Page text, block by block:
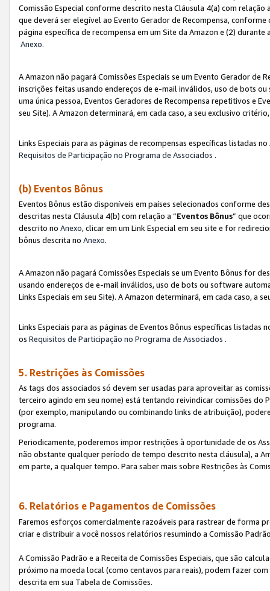
Comissão Especial conforme descrito nesta Cláusula 4(a) com relação
que deverá ser elegível ao Evento Gerador de Recompensa,
página específica de recompensa em um Site da Amazon e (2)
Anexo.
A Amazon não pagará Comissões Especiais se um Evento Gerador
inscrições feitas usando endereços de e-mail inválidos, uso de bots
uma única pessoa, Eventos Geradores de Recompensa repetitivos e
seu Site). A Amazon determinará, em cada caso, a seu exclusivo
Links Especiais para as páginas de recompensas específicas listadas no
Requisitos de Participação no Programa de Associados .
(b) Eventos Bônus
Eventos Bônus estão disponíveis em países selecionados conforme
descritas nesta Cláusula 4(b) com relação a “Eventos Bônus” que
descrito no Anexo, clicar em um Link Especial em seu site e for
bônus descrita no Anexo.
A Amazon não pagará Comissões Especiais se um Evento Bônus for
usando endereços de e-mail inválidos, uso de bots ou software
Links Especiais em seu Site). A Amazon determinará, em cada caso, a
Links Especiais para as páginas de Eventos Bônus específicas listadas
os Requisitos de Participação no Programa de Associados .
5. Restrições às Comissões
As tags dos associados só devem ser usadas para aproveitar as
terceiro agindo em seu nome) está tentando reivindicar comissões
(por exemplo, manipulando ou combinando links de atribuição),
programa.
Periodicamente, poderemos impor restrições à oportunidade de os
não obstante qualquer período de tempo descrito nesta cláusula), a
em parte, a qualquer tempo. Para saber mais sobre Restrições às
6. Relatórios e Pagamentos de Comissões
Faremos esforços comercialmente razoáveis para rastrear de forma
criar e distribuir a você nossos relatórios resumindo a Comissão
A Comissão Padrão e a Receita de Comissões Especiais, que são
próximo na moeda local (como centavos para reais), podem fazer
descrita em sua Tabela de Comissões.